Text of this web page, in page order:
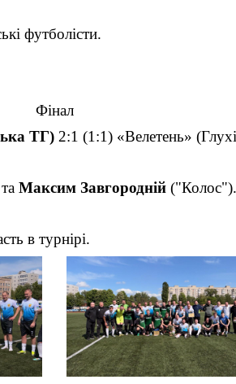
футболісти.
Фінал
ТГ)2:1 (1:1) «Велетень»
Максим Завгородній ("Колос").
в турнірі.